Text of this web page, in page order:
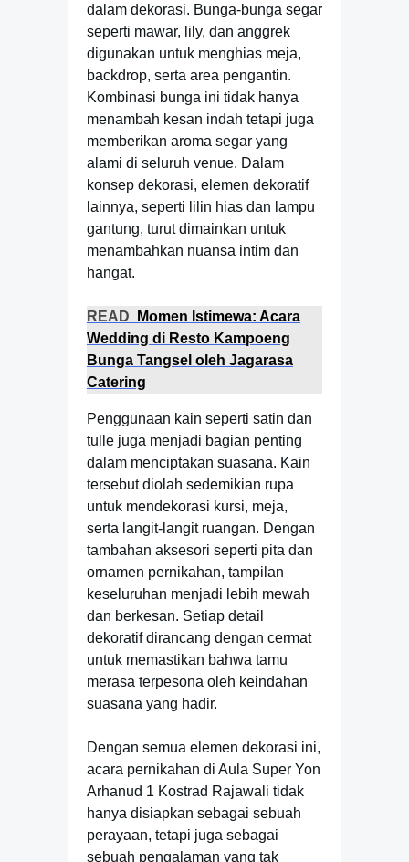
dalam dekorasi. Bunga-bunga segar
seperti mawar, lily, dan anggrek
digunakan untuk menghias meja,
backdrop, serta area pengantin.
Kombinasi bunga ini tidak hanya
menambah kesan indah tetapi juga
memberikan aroma segar yang
alami di seluruh venue. Dalam
konsep dekorasi, elemen dekoratif
lainnya, seperti lilin hias dan lampu
gantung, turut dimainkan untuk
menambahkan nuansa intim dan
hangat.
READ
Momen Istimewa: Acara
Wedding di Resto Kampoeng
Bunga Tangsel oleh Jagarasa
Catering
Penggunaan kain seperti satin dan
tulle juga menjadi bagian penting
dalam menciptakan suasana. Kain
tersebut diolah sedemikian rupa
untuk mendekorasi kursi, meja,
serta langit-langit ruangan. Dengan
tambahan aksesori seperti pita dan
ornamen pernikahan, tampilan
keseluruhan menjadi lebih mewah
dan berkesan. Setiap detail
dekoratif dirancang dengan cermat
untuk memastikan bahwa tamu
merasa terpesona oleh keindahan
suasana yang hadir.
Dengan semua elemen dekorasi ini,
acara pernikahan di Aula Super Yon
Arhanud 1 Kostrad Rajawali tidak
hanya disiapkan sebagai sebuah
perayaan, tetapi juga sebagai
sebuah pengalaman yang tak